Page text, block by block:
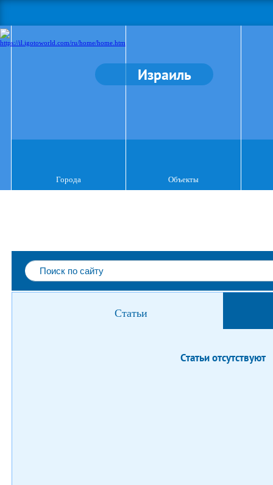
Израиль
Города Объекты
Статьи
Статьи отсутствуют